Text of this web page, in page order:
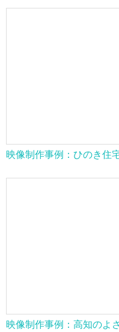
映像制作事例：ひのき住
映像制作事例：高知のよ